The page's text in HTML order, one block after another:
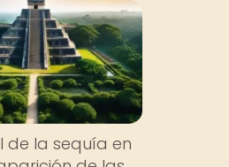
de la sequía en